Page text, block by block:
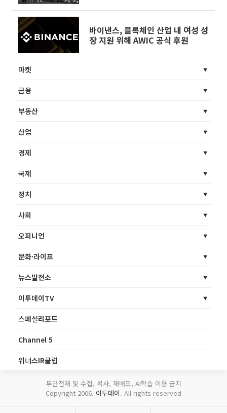
바이낸스, 블록체인 산업 내 여성 성
장 지원 위해 AWIC 공식 후원
마켓
금융
부동산
산업
경제
국제
정치
사회
오피니언
문화·라이프
뉴스발전소
이투데이TV
스페셜리포트
Channel 5
위너스IR클럽
무단전재 및 수집, 복사, 재배포, AI학습 이용 금지
Copyright 2006. 이투데이. All rights reserved